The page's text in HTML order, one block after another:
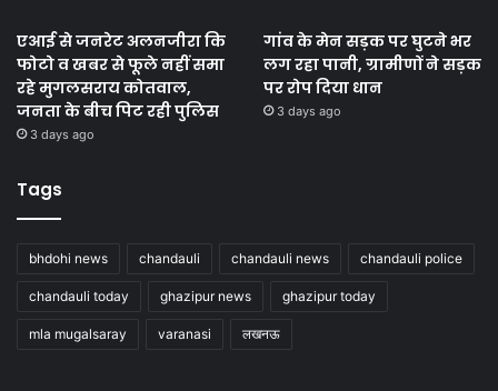
एआई से जनरेट अलनजीरा कि
फोटो व खबर से फूले नहीं समा
रहे मुगलसराय कोतवाल,
जनता के बीच पिट रही पुलिस
3 days ago
गांव के मेन सड़क पर घुटने भर
लग रहा पानी, ग्रामीणों ने सड़क
पर रोप दिया धान
3 days ago
Tags
bhdohi news chandauli chandauli news chandauli police
chandauli today ghazipur news ghazipur today
mla mugalsaray varanasi लखनऊ